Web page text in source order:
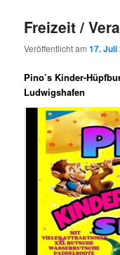
Freizeit /
Veröffentlicht am17. Juli
Pino’s Kinder-
Ludwigshafen